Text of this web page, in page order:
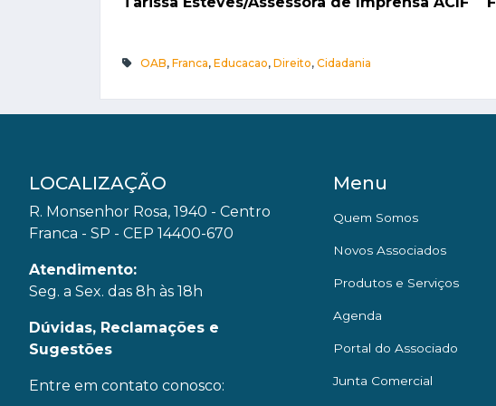
OAB,Franca,Educacao,Direito,Cidadania
LOCALIZAÇÃO
R. Monsenhor Rosa, 1940 - Centro
Franca - SP - CEP 14400-670
Atendimento:
Seg. a Sex. das 8h às 18h
Dúvidas, Reclamações e
Sugestões
Entre em contato conosco:
Menu
Quem Somos
Novos Associados
Produtos e Serviços
Agenda
Portal do Associado
Junta Comercial